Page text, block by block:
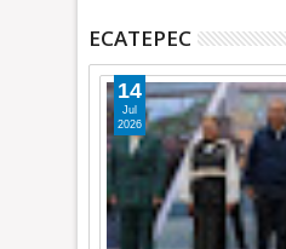
ECATEPEC
14
Jul
2026